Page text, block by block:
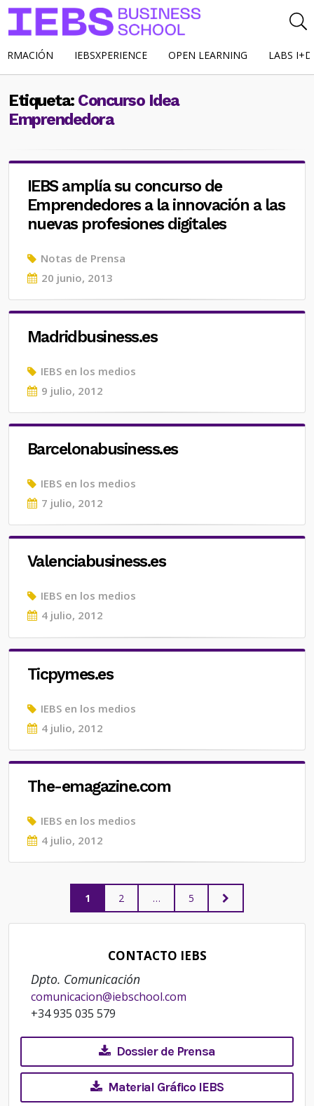
IEBSXPERIENCE OPEN LEARNING LABS
Etiqueta: Concurso Idea
Emprendedora
IEBS amplía su concurso de
Emprendedores a la innovación a las
nuevas profesiones digitales
Notas de Prensa
Posted
20 junio, 2013
Madridbusiness.es
IEBS en los medios
Posted
9 julio, 2012
Barcelonabusiness.es
IEBS en los medios
Posted
7 julio, 2012
Valenciabusiness.es
IEBS en los medios
Posted
4 julio, 2012
Ticpymes.es
IEBS en los medios
Posted
4 julio, 2012
The-emagazine.com
IEBS en los medios
Posted
4 julio, 2012
Paginación
de
entradas
PAGE
1 PAGE
2 … PAGE
5
NEXT
PAGE
CONTACTO IEBS
Dpto. Comunicación
comunicacion@iebschool.com
+34 935 035 579
Dossier de Prensa
Material Gráfico IEBS